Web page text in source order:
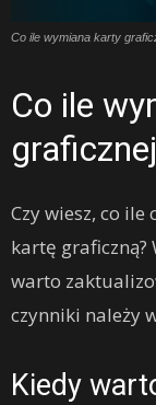
Co ile wymiana karty
Co ile
Czy wiesz, co
kartę
warto
czynniki należy
Kiedy